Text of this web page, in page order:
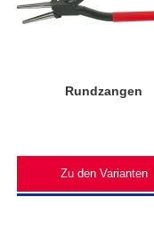
Rundzangen
Zu den Varianten